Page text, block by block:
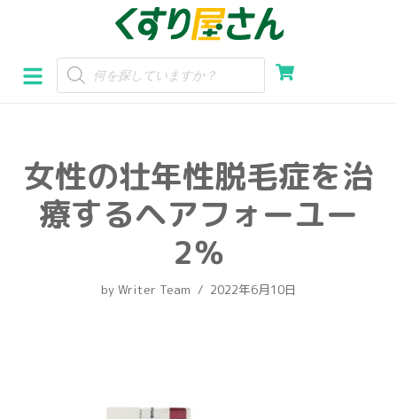
ン
テ
ス女性の壮年性脱毛症を治
療するヘアフォーユー
2％
by Writer Team 2022年6月10日